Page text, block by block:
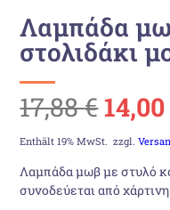
Λαμπάδα
στολιδάκι
17,88€
Preis
war:
Enthält 19% MwSt. zzgl.
Λαμπάδα μωβ με στυλό
συνοδεύεται από